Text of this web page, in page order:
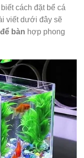
cách đặt bể cá
viết dưới đây sẽ
bàn hợp phong